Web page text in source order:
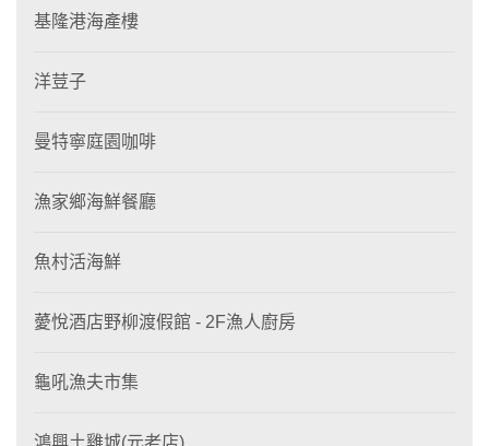
基隆港海產樓
洋荳子
曼特寧庭園咖啡
漁家鄉海鮮餐廳
魚村活海鮮
薆悅酒店野柳渡假館 - 2F漁人廚房
龜吼漁夫市集
鴻興土雞城(元老店)